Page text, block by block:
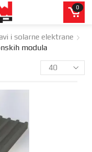
0
i solarne elektrane
modula